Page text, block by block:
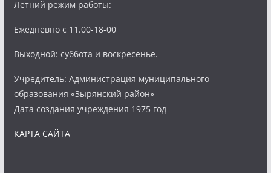
Летний режим работы:
Ежедневно с 11.00-18-00
Выходной: суббота и воскресенье.
Учредитель: Администрация муниципального
образования «Зырянский район»
Дата создания учреждения 1975 год
КАРТА САЙТА